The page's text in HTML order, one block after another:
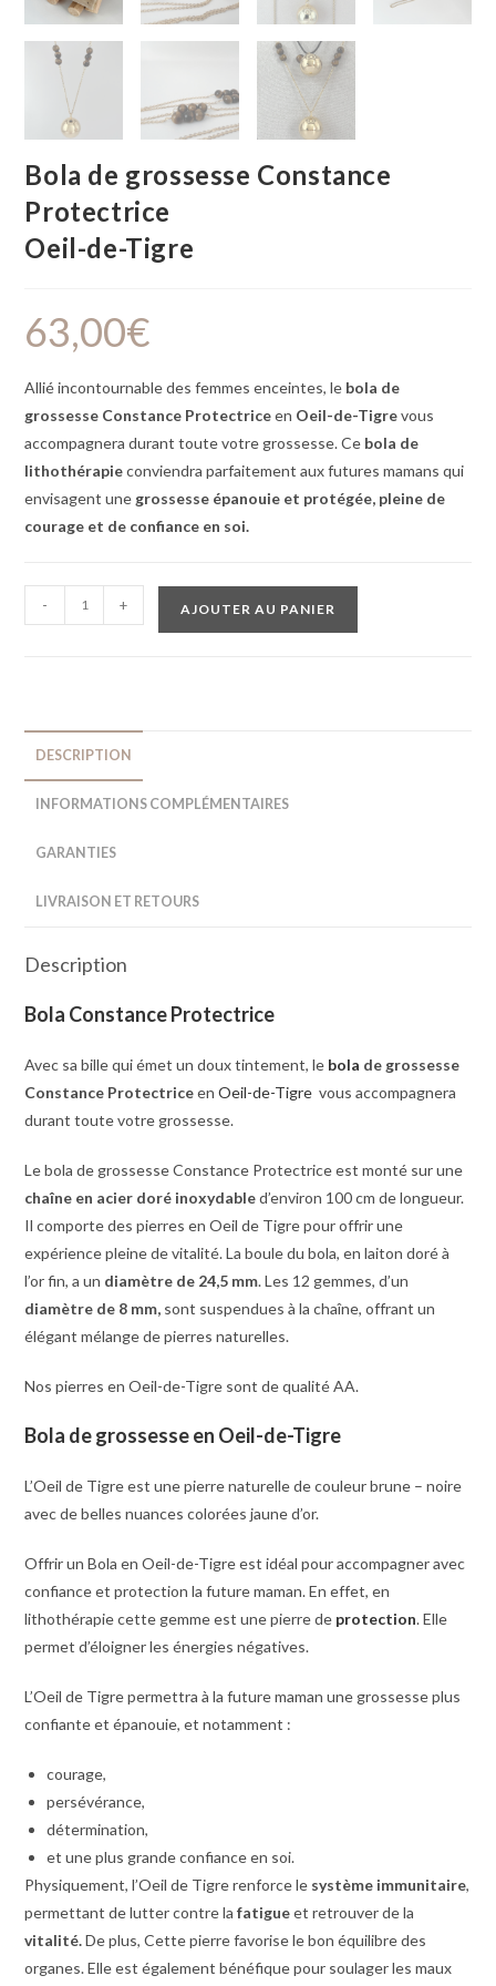
Bola de grossesse Constance
Protectrice
Oeil-de-Tigre
63,00€
Allié incontournable des femmes enceintes, le bola de
grossesse Constance Protectriceen Oeil-de-Tigrevous
accompagnera durant toute votre grossesse. Ce bola de
lithothérapieconviendra parfaitement aux futures mamans qui
envisagent une grossesse épanouie et protégée, pleine de
courage et de confiance en soi.
- + AJOUTER AU PANIER
DESCRIPTION
INFORMATIONS COMPLÉMENTAIRES
GARANTIES
LIVRAISON ET RETOURS
Description
Bola Constance Protectrice
Avec sa bille qui émet un doux tintement, le bola de grossesse
Constance ProtectriceenOeil-de-Tigre vous accompagnera
durant toute votre grossesse.
Le bola de grossesseConstance Protectriceest monté sur une
chaîne en acier doré inoxydabled’environ 100 cm de longueur.
Il comporte des pierres en Oeil de Tigre pour offrir une
expérience pleine de vitalité. La boule du bola, en laiton doré à
l’or fin, a un diamètre de 24,5 mm. Les 12 gemmes, d’un
diamètre de 8 mm, sont suspendues à la chaîne, offrant un
élégant mélange de pierres naturelles.
Nos pierres enOeil-de-Tigre sont de qualité AA.
Bola de grossesse en Oeil-de-Tigre
L’Oeil de Tigre est une pierre naturelle de couleur brune – noire
avec de belles nuances colorées jaune d’or.
Offrir un Bola en Oeil-de-Tigre est idéal pour accompagner avec
confiance et protection la future maman. En effet, en
lithothérapie cette gemme est une pierre de protection. Elle
permet d’éloigner les énergies négatives.
L’Oeil de Tigre permettra à la future maman une grossesse plus
confiante et épanouie, et notamment :
courage,
persévérance,
détermination,
et une plus grande confiance en soi.
Physiquement, l’Oeil de Tigre renforce le système immunitaire,
permettant de lutter contre lafatigueet retrouver de la
vitalité.De plus, Cette pierre favorise le bon équilibre des
organes. Elle est également bénéfique pour soulager les maux